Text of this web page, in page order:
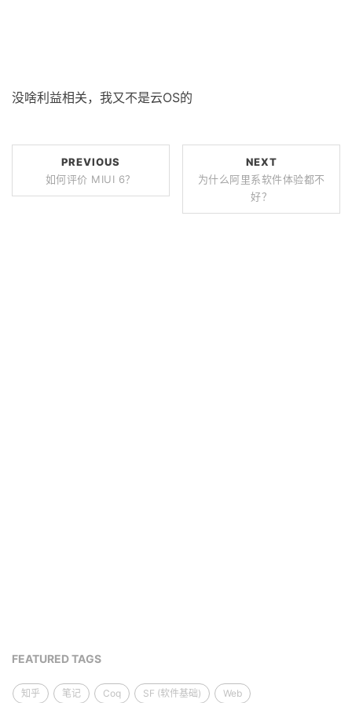
没啥利益相关，我又不是云OS的
PREVIOUS
如何评价 MIUI 6？
NEXT
为什么阿里系软件体验都不
好？
FEATURED TAGS
知乎 笔记 Coq SF (软件基础) Web